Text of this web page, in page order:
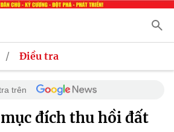
/ Điều tra
trên
đích thu hồi đất